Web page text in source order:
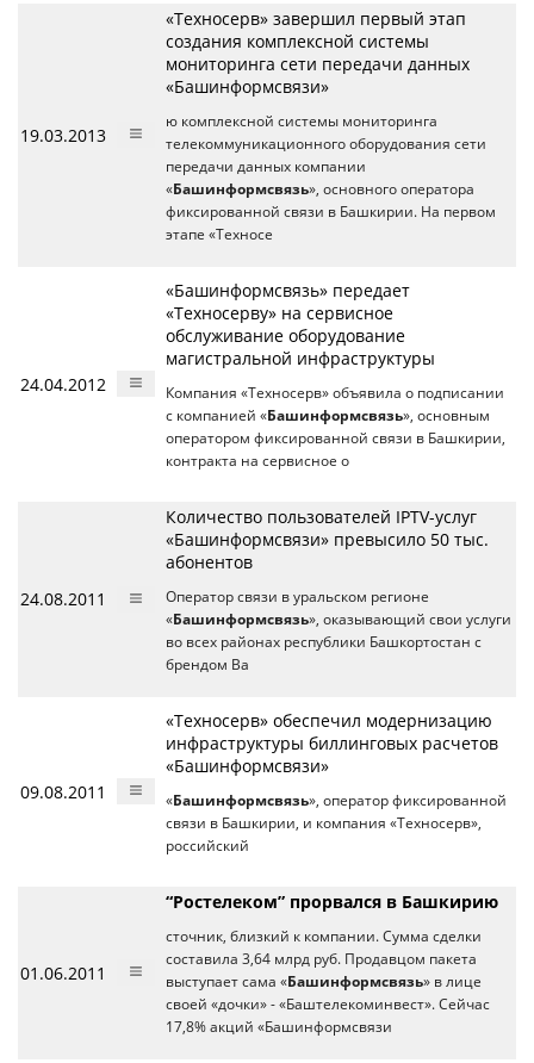
19.03.2013
«Техносерв» завершил первый этап
создания комплексной системы
мониторинга сети передачи данных
«Башинформсвязи»
ю комплексной системы мониторинга
телекоммуникационного оборудования сети
передачи данных компании
«Башинформсвязь», основного оператора
фиксированной связи в Башкирии. На первом
этапе «Техносе
24.04.2012
«Башинформсвязь» передает
«Техносерву» на сервисное
обслуживание оборудование
магистральной инфраструктуры
Компания «Техносерв» объявила о подписании
с компанией «Башинформсвязь», основным
оператором фиксированной связи в Башкирии,
контракта на сервисное о
24.08.2011
Количество пользователей IPTV-услуг
«Башинформсвязи» превысило 50 тыс.
абонентов
Оператор связи в уральском регионе
«Башинформсвязь», оказывающий свои услуги
во всех районах республики Башкортостан с
брендом Ba
09.08.2011
«Техносерв» обеспечил модернизацию
инфраструктуры биллинговых расчетов
«Башинформсвязи»
«Башинформсвязь», оператор фиксированной
связи в Башкирии, и компания «Техносерв»,
российский
01.06.2011
“Ростелеком” прорвался в Башкирию
сточник, близкий к компании. Сумма сделки
составила 3,64 млрд руб. Продавцом пакета
выступает сама «Башинформсвязь» в лице
своей «дочки» - «Баштелекоминвест». Сейчас
17,8% акций «Башинформсвязи